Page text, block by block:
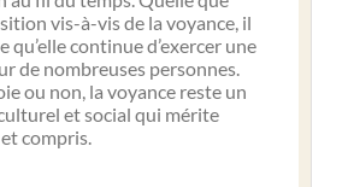
vis-à-vis de la voyance, il
qu’elle continue d’exercer une
de nombreuses personnes.
ou non, la voyance reste un
et social qui mérite
compris.